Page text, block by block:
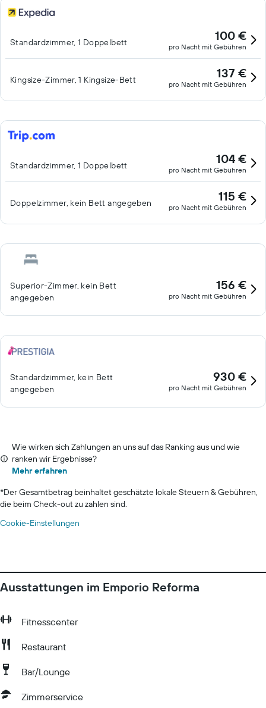
Standardzimmer, 1 Doppelbett 100 €
pro Nacht mit Gebühren
Kingsize-Zimmer, 1 Kingsize-Bett 137 €
pro Nacht mit Gebühren
Standardzimmer, 1 Doppelbett 104 €
pro Nacht mit Gebühren
Doppelzimmer, kein Bett angegeben 115 €
pro Nacht mit Gebühren
Superior-Zimmer, kein Bett
angegeben
156 €
pro Nacht mit Gebühren
Standardzimmer, kein Bett
angegeben
930 €
pro Nacht mit Gebühren
Wie wirken sich Zahlungen an uns auf das Ranking aus und wie
ranken wir Ergebnisse?
Mehr erfahren
*Der Gesamtbetrag beinhaltet geschätzte lokale Steuern & Gebühren,
die beim Check-out zu zahlen sind.
Cookie-Einstellungen
Ausstattungen im Emporio Reforma
Fitnesscenter
Restaurant
Bar/Lounge
Zimmerservice